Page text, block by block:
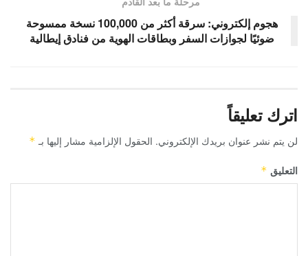
هجوم إلكتروني: سرقة أكثر من 100,000 نسخة ممسوحة
ضوئيًا لجوازات السفر وبطاقات الهوية من فنادق إيطالية
اترك تعليقاً
لن يتم نشر عنوان بريدك الإلكتروني. الحقول الإلزامية مشار إليها بـ *
التعليق *